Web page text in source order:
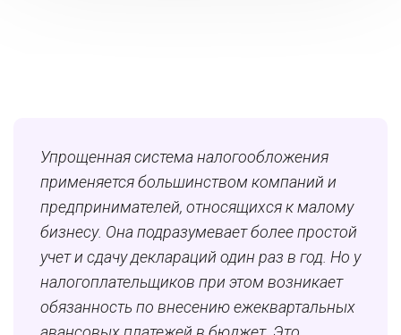
Упрощенная система налогообложения
применяется большинством компаний и
предпринимателей, относящихся к малому
бизнесу. Она подразумевает более простой
учет и сдачу деклараций один раз в год. Но у
налогоплательщиков при этом возникает
обязанность по внесению ежеквартальных